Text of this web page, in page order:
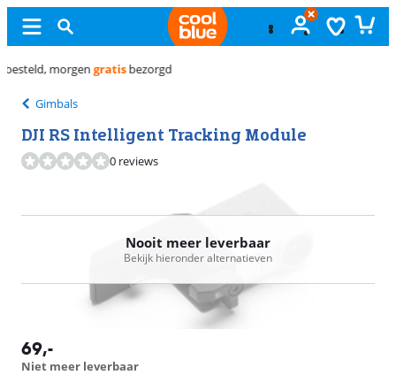
Gimbals
DJI RS Intelligent Tracking Module
0 reviews
Nooit meer leverbaar
Bekijk hieronder alternatieven
69,-
Niet meer leverbaar